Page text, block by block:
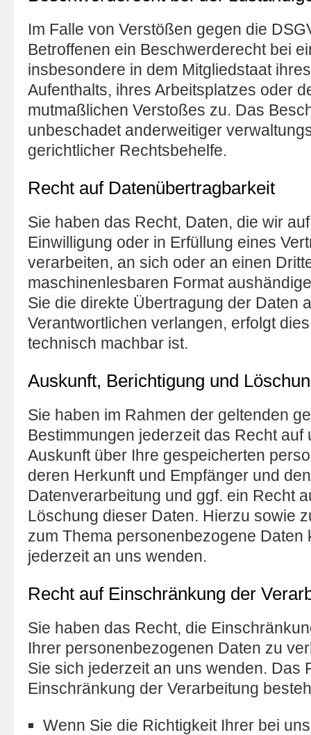
Im Falle von Verstößen gegen die
Betroffenen ein Beschwerderecht bei
insbesondere in dem Mitgliedstaat
Aufenthalts, ihres Arbeitsplatzes oder
mutmaßlichen Verstoßes zu. Das
unbeschadet anderweitiger
gerichtlicher Rechtsbehelfe.
Recht auf Daten­übertrag­barkeit
Sie haben das Recht, Daten, die wir
Einwilligung oder in Erfüllung eines
verarbeiten, an sich oder an einen
maschinenlesbaren Format
Sie die direkte Übertragung der Daten
Verantwortlichen verlangen, erfolgt
technisch machbar ist.
Auskunft, Berichtigung und
Sie haben im Rahmen der geltenden
Bestimmungen jederzeit das Recht auf
Auskunft über Ihre gespeicherten
deren Herkunft und Empfänger und
Datenverarbeitung und ggf. ein Recht
Löschung dieser Daten. Hierzu sowie
zum Thema personenbezogene Daten
jederzeit an uns wenden.
Recht auf Einschränkung der
Sie haben das Recht, die
Ihrer personenbezogenen Daten zu
Sie sich jederzeit an uns wenden. Das
Einschränkung der Verarbeitung
Wenn Sie die Richtigkeit Ihrer bei